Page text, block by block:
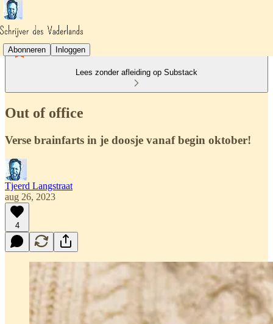
Abonneren Inloggen
Lees zonder afleiding op Substack
Out of office
Verse brainfarts in je doosje vanaf begin oktober!
Tjeerd Langstraat
aug 26, 2023
4